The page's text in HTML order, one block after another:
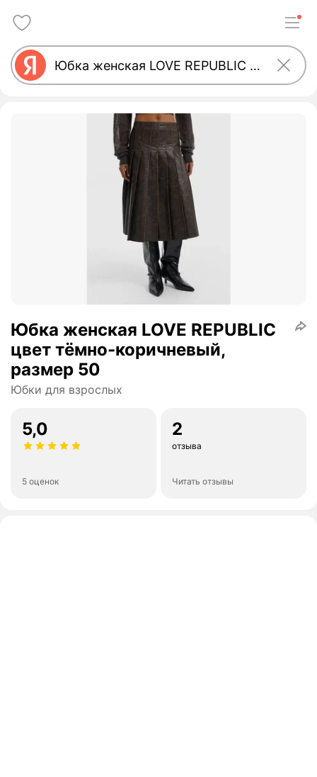
Юбка женская LOVE REPUBLIC
цвет тёмно-коричневый,
размер 50
Юбки для взрослых
5,0
5 оценок
2
отзыва
Читать отзывы